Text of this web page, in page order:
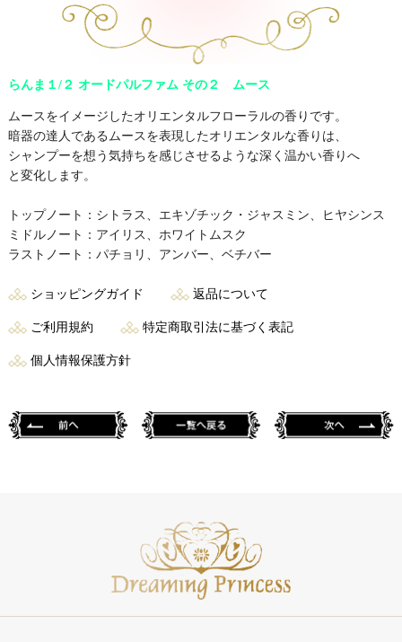
らんま１/２ オードパルファム その２ ムース
ムースをイメージしたオリエンタルフローラルの香りです。
暗器の達人であるムースを表現したオリエンタルな香りは、
シャンプーを想う気持ちを感じさせるような深く温かい香りへ
と変化します。
トップノート：シトラス、エキゾチック・ジャスミン、ヒヤシンス
ミドルノート：アイリス、ホワイトムスク
ラストノート：パチョリ、アンバー、ベチバー
ショッピングガイド 返品について
ご利用規約 特定商取引法に基づく表記
個人情報保護方針